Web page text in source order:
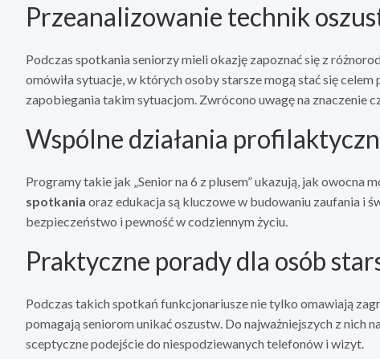
Przeanalizowanie technik
Podczas spotkania seniorzy mieli okazję zapoznać się z
omówiła sytuacje, w których osoby starsze mogą stać się
zapobiegania takim sytuacjom. Zwrócono uwagę na znaczenie
Wspólne działania
Programy takie jak „Senior na 6 z plusem” ukazują, jak owocna
spotkania oraz edukacja są kluczowe w budowaniu zaufania i
bezpieczeństwo i pewność w codziennym życiu.
Praktyczne porady dla osób
Podczas takich spotkań funkcjonariusze nie tylko omawiają
pomagają seniorom unikać oszustw. Do najważniejszych z nich
sceptyczne podejście do niespodziewanych telefonów i wizyt.